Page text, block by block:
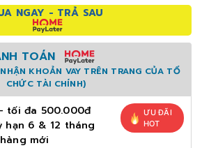
NGAY - TRẢ SAU
TOÁN
KHOẢN VAY TRÊN TRANG CỦA TỔ
CHỨC TÀI CHÍNH)
tối đa 500.000đ
hạn 6 & 12 tháng
mới
ƯU ĐÃI
HOT